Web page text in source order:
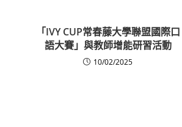
「IVY CUP常春藤大學聯盟國際口
語大賽」與教師增能研習活動
10/02/2025